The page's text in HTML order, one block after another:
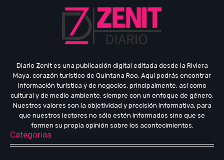
Diario Zenit es una publicación digital editada desde la Riviera
Maya, corazón turístico de Quintana Roo. Aquí podrás encontrar
información turística y de negocios, principalmente, así como
cultural y de medio ambiente, siempre con un enfoque de género.
Nuestros valores son la objetividad y precisión informativa, para
que nuestros lectores no sólo estén informados sino que se
formen su propia opinión sobre los acontecimientos.
Categorias